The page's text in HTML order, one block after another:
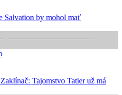
Salvation by mohol mať
Tajomstvo Tatier už má